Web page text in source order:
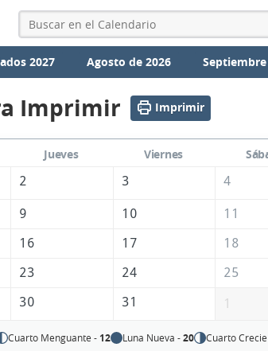
2027 Agosto de 2026
Imprimir Imprimir
Jueves Viernes
2 3 4
9 10
11
16 17
18
23 24
25
30 31 1
Cuarto Menguante - 12 Luna Nueva -20 Cuarto